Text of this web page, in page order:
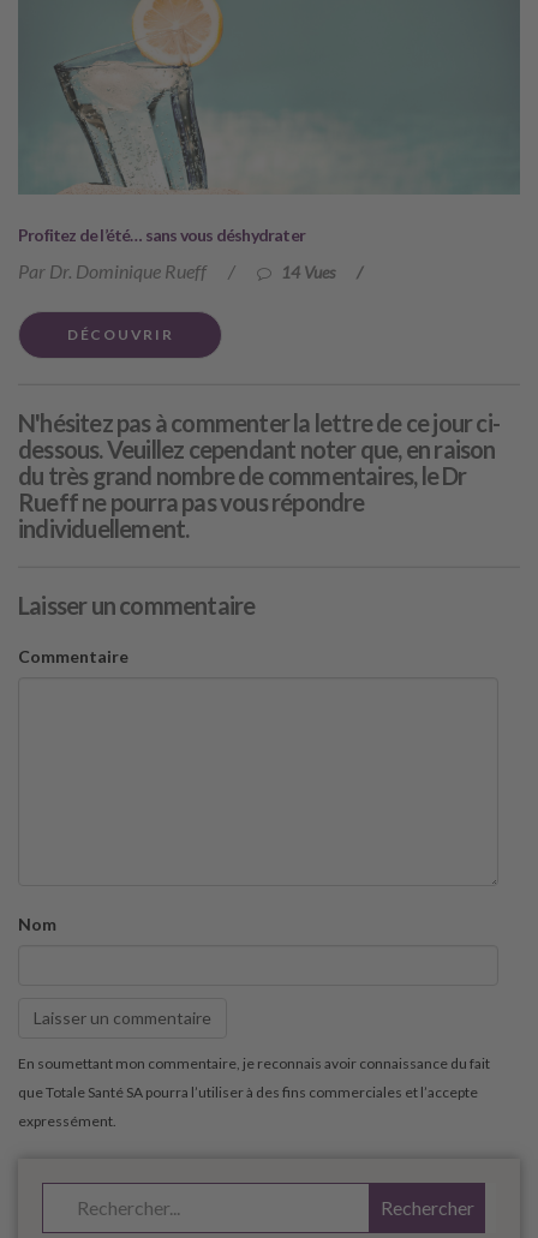
Profitez de l’été… sans vous déshydrater
Par Dr. Dominique Rueff / 14 Vues /
DÉCOUVRIR
N'hésitez pas à commenter la lettre de ce jour ci-
dessous. Veuillez cependant noter que, en raison
du très grand nombre de commentaires, le Dr
Rueff ne pourra pas vous répondre
individuellement.
Laisser un commentaire
Commentaire
Nom